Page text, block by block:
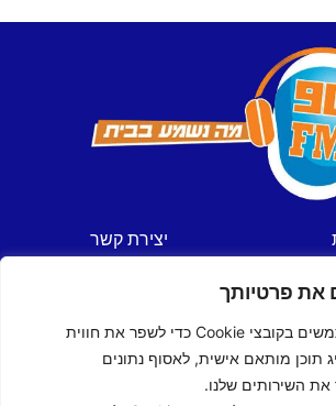
את פרטיותך
באתר זה אנו משתמשים בקובצי Cookie כדי לשפר את חווית
תוכן מותאם אישית, לאסוף נתונים
השירותים שלנו.
יצירת קשר
הצהרת נגישות